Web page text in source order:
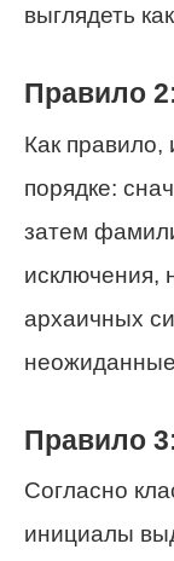
выглядеть
Правило
Как
порядке:
затем
исключения,
архаичных
Правило
Согласно
инициалы